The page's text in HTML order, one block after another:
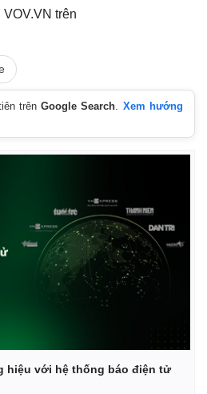
Giá vàng
Tiêu dùng
trên
trênGoogle Search. Xem hướng
hiệu với hệ thống báo điện tử